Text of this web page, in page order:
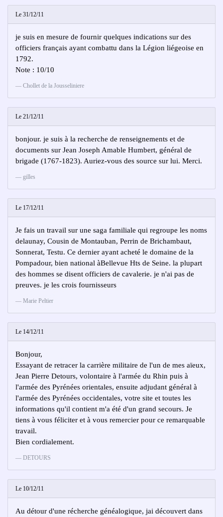
Le 31/12/11
je suis en mesure de fournir quelques indications sur des
officiers français ayant combattu dans la Légion liégeoise en
1792.
Note : 10/10
Chollet de la Jousseliniere
Le 21/12/11
bonjour. je suis à la recherche de renseignements et de
documents sur Jean Joseph Amable Humbert, général de
brigade (1767-1823). Auriez-vous des source sur lui. Merci.
gilles
Le 17/12/11
Je fais un travail sur une saga familiale qui regroupe les noms
delaunay, Cousin de Montauban, Perrin de Brichambaut,
Sonnerat, Testu. Ce dernier ayant acheté le domaine de la
Pompadour, bien national àBellevue Hts de Seine. la plupart
des hommes se disent officiers de cavalerie. je n'ai pas de
preuves. je les crois fournisseurs
Marie Peltier
Le 14/12/11
Bonjour,
Essayant de retracer la carrière militaire de l'un de mes aïeux,
Jean Pierre Detours, volontaire à l'armée du Rhin puis à
l'armée des Pyrénées orientales, ensuite adjudant général à
l'armée des Pyrénées occidentales, votre site et toutes les
informations qu'il contient m'a été d'un grand secours. Je
tiens à vous féliciter et à vous remercier pour ce remarquable
travail.
Bien cordialement.
DETOURS
Le 10/12/11
Au détour d'une récherche généalogique, jai découvert dans